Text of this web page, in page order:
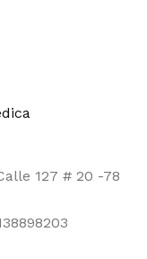
127 # 20 -78